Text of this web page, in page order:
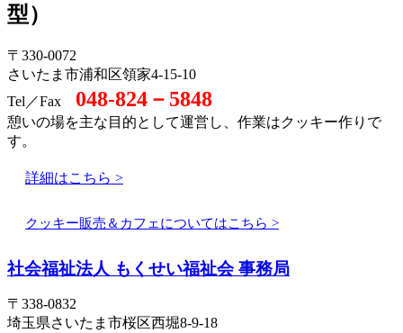
型）
〒330-0072
さいたま市浦和区領家4-15-10
Tel／Fax 048-824－5848
憩いの場を主な目的として運営し、作業はクッキー作りで
す。
詳細はこちら >
クッキー販売＆カフェについてはこちら >
社会福祉法人 もくせい福祉会 事務局
〒338-0832
埼玉県さいたま市桜区西堀8-9-18